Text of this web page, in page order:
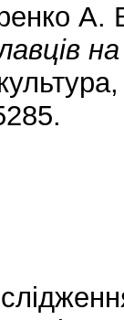
А.